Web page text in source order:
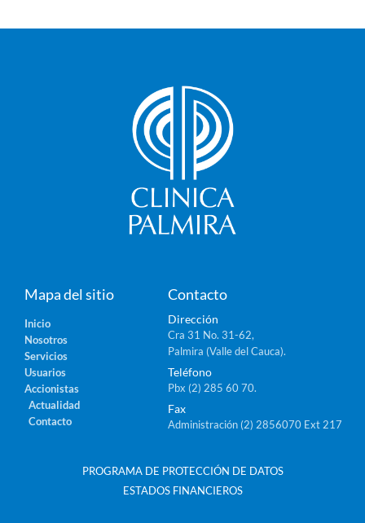
Mapa del sitio
Inicio
Nosotros
Servicios
Usuarios
Accionistas
Actualidad
Contacto
Contacto
Dirección
Cra 31 No. 31-62,
Palmira (Valle del Cauca).
Teléfono
Pbx (2) 285 60 70.
Fax
Administración (2) 2856070 Ext 217
PROGRAMA DE PROTECCIÓN DE DATOS
ESTADOS FINANCIEROS